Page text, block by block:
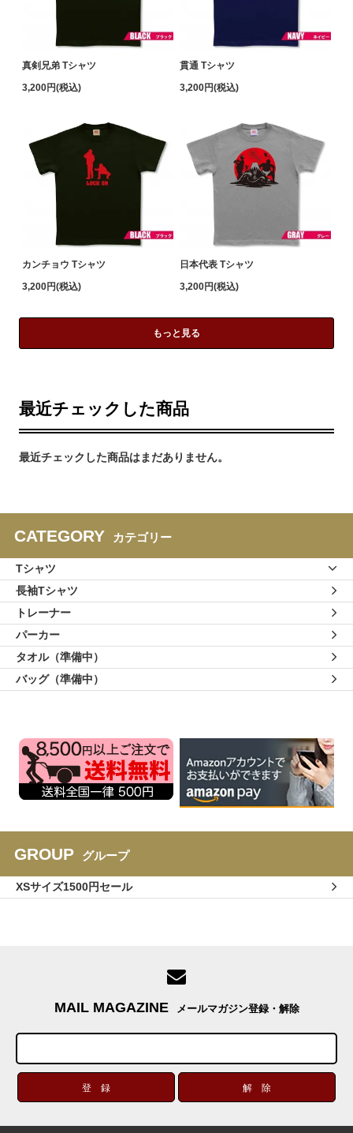
真剣兄弟 Tシャツ
3,200円(税込)
貫通 Tシャツ
3,200円(税込)
カンチョウ Tシャツ
3,200円(税込)
日本代表 Tシャツ
3,200円(税込)
もっと見る
最近チェックした商品
最近チェックした商品はまだありません。
CATEGORY カテゴリー
Tシャツ
長袖Tシャツ
トレーナー
パーカー
タオル（準備中）
バッグ（準備中）
GROUP グループ
XSサイズ1500円セール
MAIL MAGAZINE メールマガジン登録・解除